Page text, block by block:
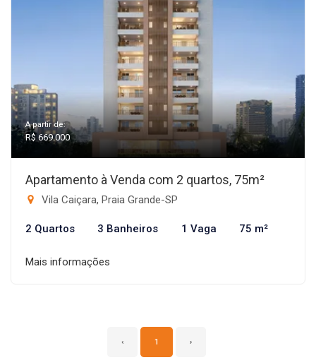
A partir de:
R$ 669.000
Apartamento à Venda com 2 quartos, 75m²
Vila Caiçara, Praia Grande-SP
2 Quartos 3 Banheiros 1 Vaga 75 m²
Mais informações
‹ 1 ›